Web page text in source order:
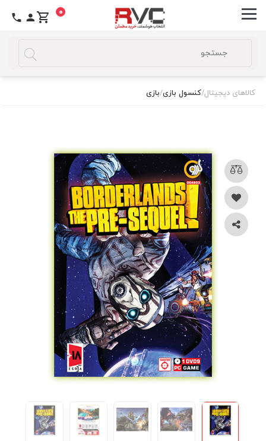
0
کالاهای دیجیتال/کنسول بازی/بازی